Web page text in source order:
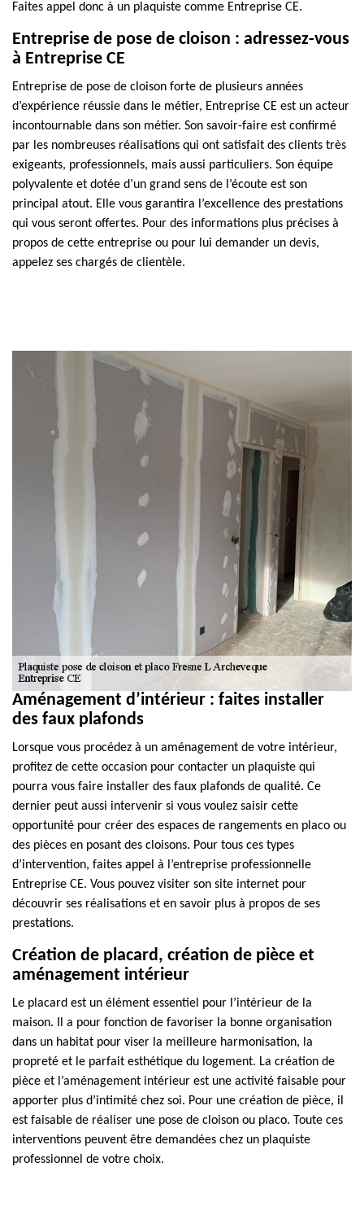
Faites appel donc à un plaquiste comme Entreprise CE.
Entreprise de pose de cloison : adressez-vous
à Entreprise CE
Entreprise de pose de cloison forte de plusieurs années
d’expérience réussie dans le métier, Entreprise CE est un acteur
incontournable dans son métier. Son savoir-faire est confirmé
par les nombreuses réalisations qui ont satisfait des clients très
exigeants, professionnels, mais aussi particuliers. Son équipe
polyvalente et dotée d’un grand sens de l’écoute est son
principal atout. Elle vous garantira l’excellence des prestations
qui vous seront offertes. Pour des informations plus précises à
propos de cette entreprise ou pour lui demander un devis,
appelez ses chargés de clientèle.
Aménagement d’intérieur : faites installer
des faux plafonds
Lorsque vous procédez à un aménagement de votre intérieur,
profitez de cette occasion pour contacter un plaquiste qui
pourra vous faire installer des faux plafonds de qualité. Ce
dernier peut aussi intervenir si vous voulez saisir cette
opportunité pour créer des espaces de rangements en placo ou
des pièces en posant des cloisons. Pour tous ces types
d’intervention, faites appel à l’entreprise professionnelle
Entreprise CE. Vous pouvez visiter son site internet pour
découvrir ses réalisations et en savoir plus à propos de ses
prestations.
Création de placard, création de pièce et
aménagement intérieur
Le placard est un élément essentiel pour l’intérieur de la
maison. Il a pour fonction de favoriser la bonne organisation
dans un habitat pour viser la meilleure harmonisation, la
propreté et le parfait esthétique du logement. La création de
pièce et l’aménagement intérieur est une activité faisable pour
apporter plus d’intimité chez soi. Pour une création de pièce, il
est faisable de réaliser une pose de cloison ou placo. Toute ces
interventions peuvent être demandées chez un plaquiste
professionnel de votre choix.